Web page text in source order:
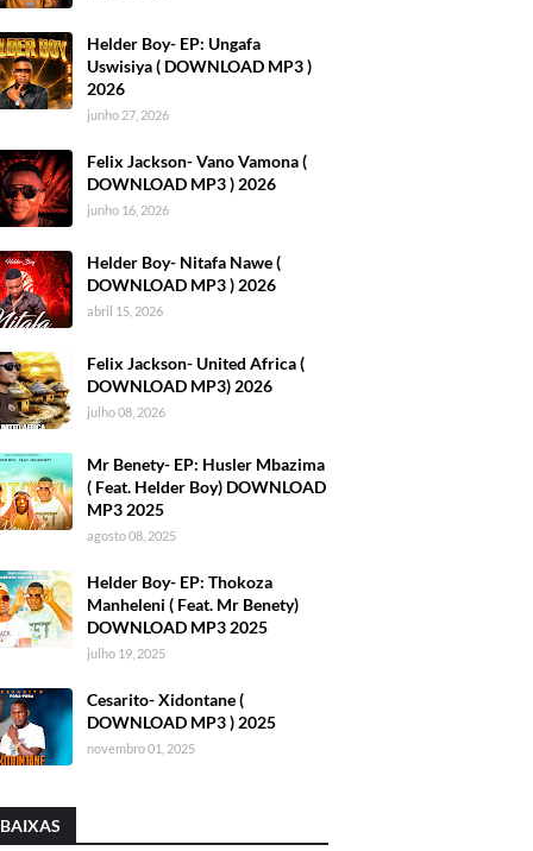
Helder Boy- EP: Ungafa
Uswisiya ( DOWNLOAD MP3 )
2026
junho 27, 2026
Felix Jackson- Vano Vamona (
DOWNLOAD MP3 ) 2026
junho 16, 2026
Helder Boy- Nitafa Nawe (
DOWNLOAD MP3 ) 2026
abril 15, 2026
Felix Jackson- United Africa (
DOWNLOAD MP3) 2026
julho 08, 2026
Mr Benety- EP: Husler Mbazima
( Feat. Helder Boy) DOWNLOAD
MP3 2025
agosto 08, 2025
Helder Boy- EP: Thokoza
Manheleni ( Feat. Mr Benety)
DOWNLOAD MP3 2025
julho 19, 2025
Cesarito- Xidontane (
DOWNLOAD MP3 ) 2025
novembro 01, 2025